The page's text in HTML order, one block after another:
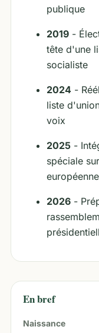
publique
2019 -
tête d'une
socialiste
2024 -
liste
voix
2025 -
spéciale
européenne
2026 -
En bref
Naissance